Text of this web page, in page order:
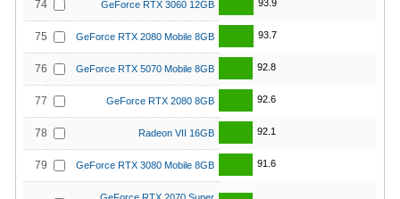
74 GeForce RTX 3060 12GB 93.9
75 GeForce RTX 2080 Mobile 8GB 93.7
76 GeForce RTX 5070 Mobile 8GB 92.8
77 GeForce RTX 2080 8GB 92.6
78 Radeon VII 16GB 92.1
79 GeForce RTX 3080 Mobile 8GB 91.6